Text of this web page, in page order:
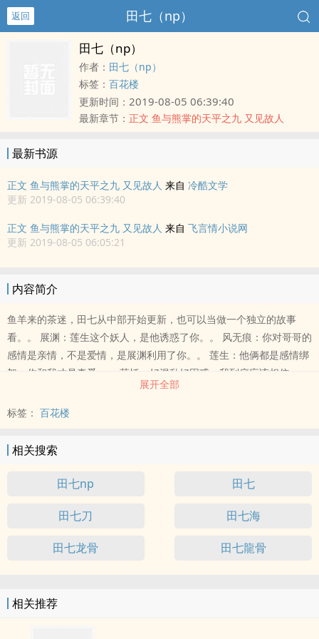
返回 田七（np）
田七（np）
作者： 田七（np）
标签： 百花楼
更新时间： 2019-08-05 06:39:40
最新章节： 正文 鱼与熊掌的天平之九 又见故人
最新书源
正文 鱼与熊掌的天平之九 又见故人 来自 冷酷文学
更新 2019-08-05 06:39:40
正文 鱼与熊掌的天平之九 又见故人 来自 飞言情小说网
更新 2019-08-05 06:05:21
内容简介
鱼羊来的茶迷，田七从中部开始更新，也可以当做一个独立的故事
看。。 展渊：莲生这个妖人，是他诱惑了你。。 风无痕：你对哥哥的
感情是亲情，不是爱情，是展渊利用了你。。 莲生：他俩都是感情绑
架，你和我才是真爱。。 莫恬：好混乱好困惑，我到底应该相信
谁？。 各位书友要是觉得《田七（np）》还不错的话请不要忘记向您
QQ群和微博里的朋友推荐哦！。
展开全部
标签： 百花楼
相关搜索
田七np 田七
田七刀 田七海
田七龙骨 田七龍骨
相关推荐